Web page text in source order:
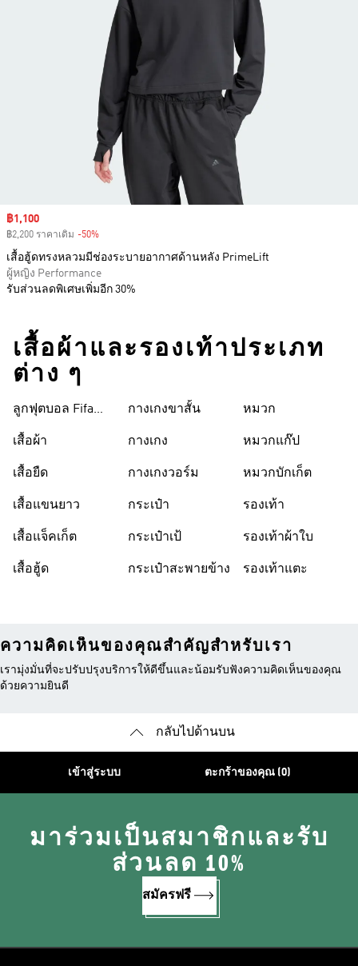
Sale price
฿1,100
฿2,200 ราคาเดิม -50%
เสื้อฮู้ดทรงหลวมมีช่องระบายอากาศด้านหลัง PrimeLift
ผู้หญิง Performance
รับส่วนลดพิเศษเพิ่มอีก 30%
เสื้อผ้าและรองเท้าประเภท
ต่าง ๆ
ลูกฟุตบอล Fifa
เสื้อผ้า
เสื้อยืด
เสื้อแขนยาว
เสื้อแจ็คเก็ต
เสื้อฮู้ด
กางเกงขาสั้น
กางเกง
กางเกงวอร์ม
กระเป๋า
กระเป๋าเป้
กระเป๋าสะพายข้าง
หมวก
หมวกแก๊ป
หมวกบักเก็ต
รองเท้า
รองเท้าผ้าใบ
รองเท้าแตะ
ความคิดเห็นของคุณสำคัญสำหรับเรา
เรามุ่งมั่นที่จะปรับปรุงบริการให้ดีขึ้นและน้อมรับฟังความคิดเห็นของคุณ
ด้วยความยินดี
กลับไปด้านบน
เข้าสู่ระบบ ตะกร้าของคุณ (0)
มาร่วมเป็นสมาชิกและรับ
ส่วนลด 10%
สมัครฟรี